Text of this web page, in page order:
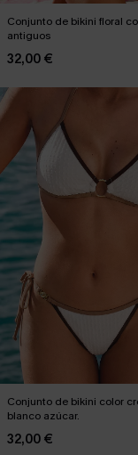
Conjunto de bikini floral
antiguos
32,00 €
Conjunto de bikini color
blanco azúcar.
32,00 €